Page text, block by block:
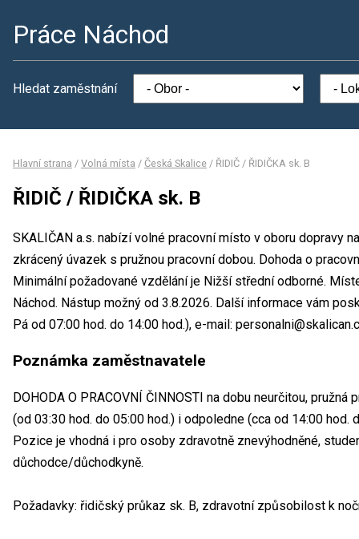
Práce Náchod
Hledat zaměstnání
Hlavní strana / Volná místa / Česká Skalice / ŘIDIČ / ŘIDIČKA sk. B
ŘIDIČ / ŘIDIČKA sk. B
SKALIČAN a.s. nabízí volné pracovní místo v oboru dopravy
zkrácený úvazek s pružnou pracovní dobou. Dohoda o
Minimální požadované vzdělání je Nižší střední odborné.
Náchod. Nástup možný od 3.8.2026. Další informace vám
Pá od 07:00 hod. do 14:00 hod.), e-mail:
Poznámka zaměstnavatele
DOHODA O PRACOVNÍ ČINNOSTI na dobu neurčitou,
(od 03:30 hod. do 05:00 hod.) i odpoledne (cca od 14:00 hod.
Pozice je vhodná i pro osoby zdravotně znevýhodněné,
důchodce/důchodkyně.
Požadavky: řidičský průkaz sk. B, zdravotní způsobilost k